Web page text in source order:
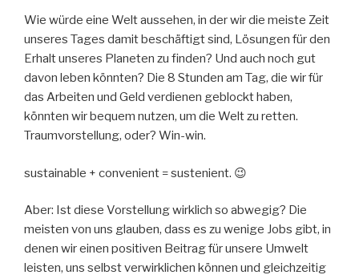
Wie würde eine Welt aussehen, in der wir die meiste Zeit
unseres Tages damit beschäftigt sind, Lösungen für den
Erhalt unseres Planeten zu finden? Und auch noch gut
davon leben könnten? Die 8 Stunden am Tag, die wir für
das Arbeiten und Geld verdienen geblockt haben,
könnten wir bequem nutzen, um die Welt zu retten.
Traumvorstellung, oder? Win-win.
sustainable + convenient = sustenient. 😉
Aber: Ist diese Vorstellung wirklich so abwegig? Die
meisten von uns glauben, dass es zu wenige Jobs gibt, in
denen wir einen positiven Beitrag für unsere Umwelt
leisten, uns selbst verwirklichen können und gleichzeitig